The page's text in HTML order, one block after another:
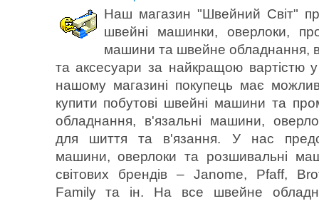
Наш магазин "Швейний Світ"
швейні машинки, оверлоки,
машини та швейне обладнання,
та аксесуари за найкращою вартістю у
нашому магазині покупець має
купити побутові швейні машини та
обладнання, в'язальні машини,
для шиття та в'язання. У нас
машини, оверлоки та розшивальні
світових брендів – Janome, Pfaff,
Family та ін. На все швейне